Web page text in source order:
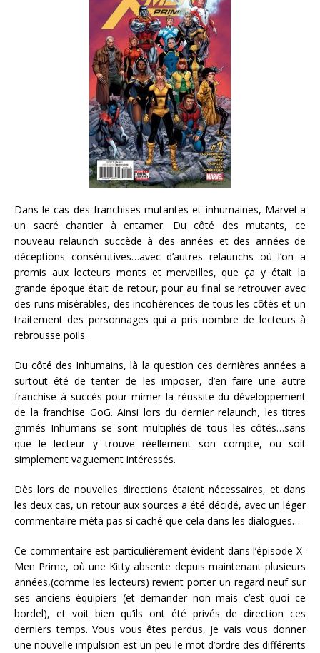
Dans le cas des franchises mutantes et inhumaines, Marvel a
un sacré chantier à entamer. Du côté des mutants, ce
nouveau relaunch succède à des années et des années de
déceptions consécutives…avec d’autres relaunchs où l’on a
promis aux lecteurs monts et merveilles, que ça y était la
grande époque était de retour, pour au final se retrouver avec
des runs misérables, des incohérences de tous les côtés et un
traitement des personnages qui a pris nombre de lecteurs à
rebrousse poils.
Du côté des Inhumains, là la question ces dernières années a
surtout été de tenter de les imposer, d’en faire une autre
franchise à succès pour mimer la réussite du développement
de la franchise GoG. Ainsi lors du dernier relaunch, les titres
grimés Inhumans se sont multipliés de tous les côtés…sans
que le lecteur y trouve réellement son compte, ou soit
simplement vaguement intéressés.
Dès lors de nouvelles directions étaient nécessaires, et dans
les deux cas, un retour aux sources a été décidé, avec un léger
commentaire méta pas si caché que cela dans les dialogues…
Ce commentaire est particulièrement évident dans l’épisode X-
Men Prime, où une Kitty absente depuis maintenant plusieurs
années,(comme les lecteurs) revient porter un regard neuf sur
ses anciens équipiers (et demander non mais c’est quoi ce
bordel), et voit bien qu’ils ont été privés de direction ces
derniers temps. Vous vous êtes perdus, je vais vous donner
une nouvelle impulsion est un peu le mot d’ordre des différents